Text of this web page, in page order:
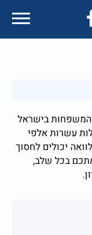
המשפחות בישראל
עשרות אלפי
יכולים לחסוך
בכל שלב,